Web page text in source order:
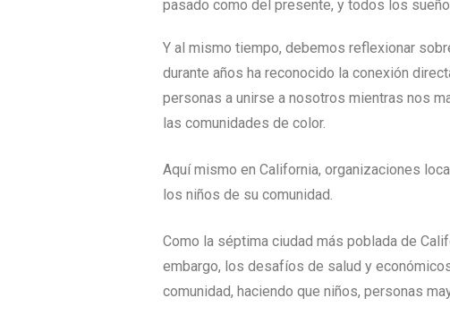
pasado como del presente, y todos los
Y al mismo tiempo, debemos reflexionar
durante años ha reconocido la conexión
personas a unirse a nosotros mientras nos
las comunidades de color.
Aquí mismo en California, organizaciones
los niños de su comunidad.
Como la séptima ciudad más poblada de
embargo, los desafíos de salud y
comunidad, haciendo que niños, personas